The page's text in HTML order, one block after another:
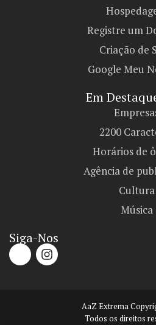
Registre um
Criação de
Google Meu
Em
2200
Horários de
Agência de
Cultura
Música
Siga-Nos
AaZ Extrema
Todos os direitos